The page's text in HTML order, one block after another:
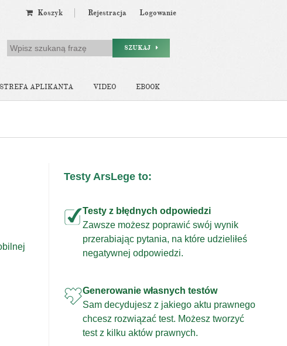
Koszyk Rejestracja Logowanie
SZUKAJ
STREFA APLIKANTA VIDEO EBOOK
Testy ArsLege to:
Testy z błędnych odpowiedzi
Zawsze możesz poprawić swój wynik
przerabiając pytania, na które udzieliłeś
negatywnej odpowiedzi.
Generowanie własnych testów
Sam decydujesz z jakiego aktu prawnego
chcesz rozwiązać test. Możesz tworzyć
test z kilku aktów prawnych.